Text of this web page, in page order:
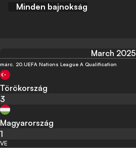
Minden bajnokság
March 2025
márc. 20. UEFA Nations League A Qualification
Törökország
3
Magyarország
1
VE